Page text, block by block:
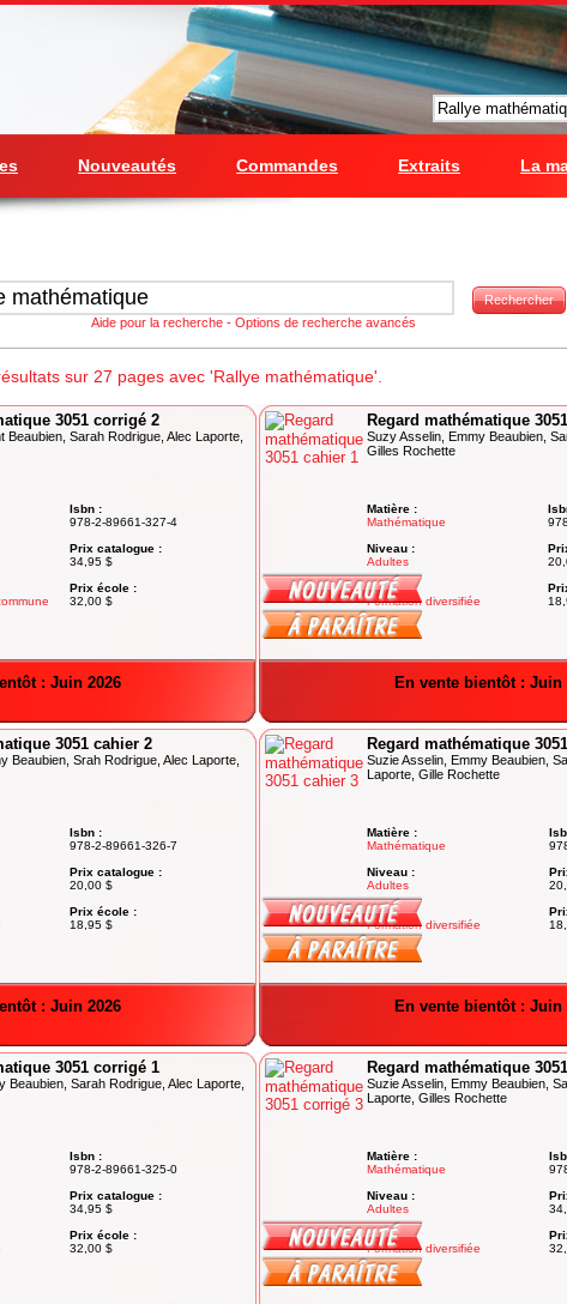
Nouveautés Commandes Extraits La
Rechercher
Aide pour la recherche - Options de recherche avancés
sur 27 pages avec 'Rallye mathématique'.
3051 corrigé 2
Beaubien, Sarah Rodrigue, Alec Laporte,
Isbn :
978-2-89661-327-4
Prix catalogue :
34,95 $
Prix école :
32,00 $
: Juin 2026
Regard mathématique
Suzy Asselin, Emmy Beaubien,
Gilles Rochette
Matière :
Mathématique
Niveau :
Adultes
Degré :
Formation diversifiée
En vente bientôt : Juin
3051 cahier 2
Beaubien, Srah Rodrigue, Alec Laporte,
Isbn :
978-2-89661-326-7
Prix catalogue :
20,00 $
Prix école :
18,95 $
: Juin 2026
Regard mathématique
Suzie Asselin, Emmy Beaubien,
Laporte, Gille Rochette
Matière :
Mathématique
Niveau :
Adultes
Degré :
Formation diversifiée
En vente bientôt : Juin
3051 corrigé 1
Beaubien, Sarah Rodrigue, Alec Laporte,
Isbn :
978-2-89661-325-0
Prix catalogue :
34,95 $
Prix école :
32,00 $
Regard mathématique
Suzie Asselin, Emmy Beaubien,
Laporte, Gilles Rochette
Matière :
Mathématique
Niveau :
Adultes
Degré :
Formation diversifiée